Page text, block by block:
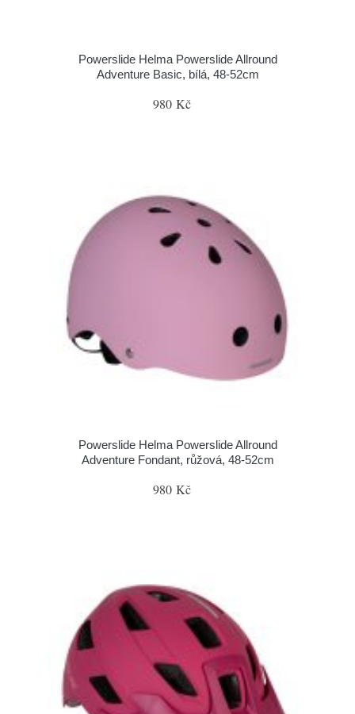
Powerslide Helma Powerslide Allround
Adventure Basic, bílá, 48-52cm
980 Kč
Powerslide Helma Powerslide Allround
Adventure Fondant, růžová, 48-52cm
980 Kč